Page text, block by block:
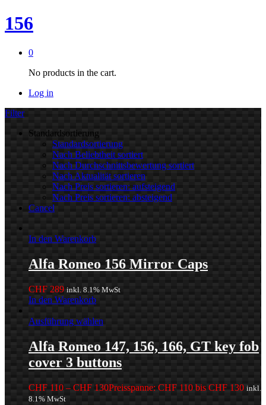
156
0
No products in the cart.
Log in
Filter
Standardsortierung
Standardsortierung
Nach Beliebtheit sortiert
Nach Durchschnittsbewertung sortiert
Nach Aktualität sortieren
Nach Preis sortieren: aufsteigend
Nach Preis sortieren: absteigend
Cancel
In den Warenkorb
Alfa Romeo 156 Mirror Caps
CHF 289 inkl. 8.1% MwSt
In den Warenkorb
Ausführung wählen
Alfa Romeo 147, 156, 166, GT key fob
cover 3 buttons
CHF 110 – CHF 130Preisspanne: CHF 110 bis CHF 130 inkl.
8.1% MwSt